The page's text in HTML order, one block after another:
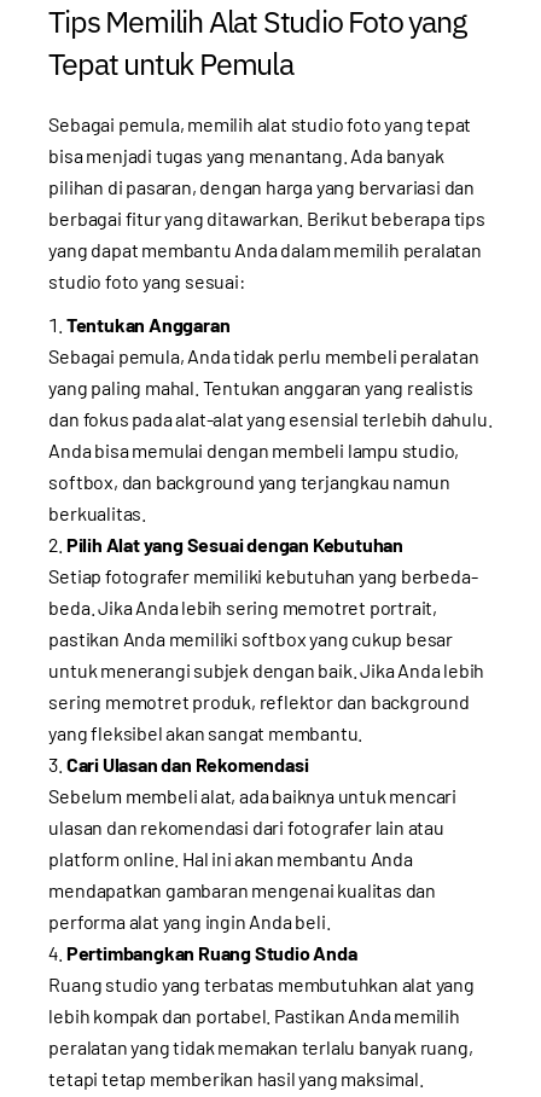
Tips Memilih Alat Studio Foto yang
Tepat untuk Pemula
Sebagai pemula, memilih alat studio foto yang tepat
bisa menjadi tugas yang menantang. Ada banyak
pilihan di pasaran, dengan harga yang bervariasi dan
berbagai fitur yang ditawarkan. Berikut beberapa tips
yang dapat membantu Anda dalam memilih peralatan
studio foto yang sesuai:
Tentukan Anggaran
Sebagai pemula, Anda tidak perlu membeli peralatan
yang paling mahal. Tentukan anggaran yang realistis
dan fokus pada alat-alat yang esensial terlebih dahulu.
Anda bisa memulai dengan membeli lampu studio,
softbox, dan background yang terjangkau namun
berkualitas.
Pilih Alat yang Sesuai dengan Kebutuhan
Setiap fotografer memiliki kebutuhan yang berbeda-
beda. Jika Anda lebih sering memotret portrait,
pastikan Anda memiliki softbox yang cukup besar
untuk menerangi subjek dengan baik. Jika Anda lebih
sering memotret produk, reflektor dan background
yang fleksibel akan sangat membantu.
Cari Ulasan dan Rekomendasi
Sebelum membeli alat, ada baiknya untuk mencari
ulasan dan rekomendasi dari fotografer lain atau
platform online. Hal ini akan membantu Anda
mendapatkan gambaran mengenai kualitas dan
performa alat yang ingin Anda beli.
Pertimbangkan Ruang Studio Anda
Ruang studio yang terbatas membutuhkan alat yang
lebih kompak dan portabel. Pastikan Anda memilih
peralatan yang tidak memakan terlalu banyak ruang,
tetapi tetap memberikan hasil yang maksimal.